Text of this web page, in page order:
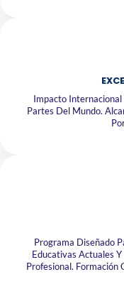
Impacto
Partes Del Mundo.
Programa Diseñado
Educativas Actuales
Profesional. Formación